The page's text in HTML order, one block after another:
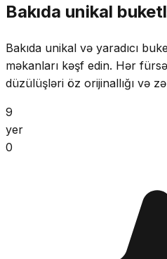
Bakıda unikal
Bakıda unikal və yaradıcı
məkanları kəşf edin. Hər
düzülüşləri öz orijinallığı və
9
yer
0